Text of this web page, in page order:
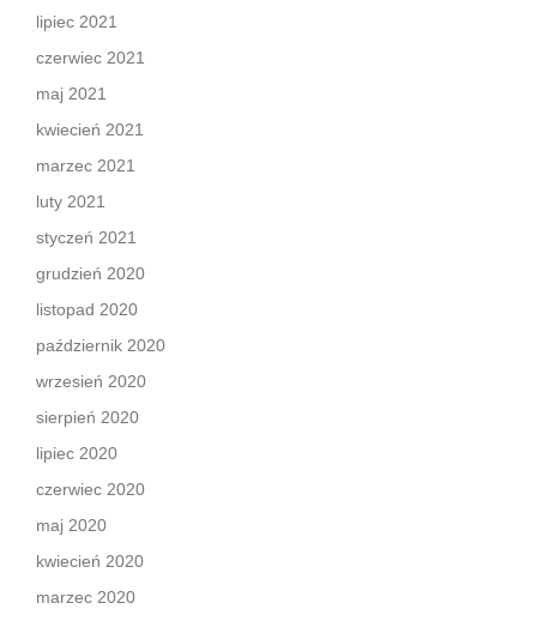
lipiec 2021
czerwiec 2021
maj 2021
kwiecień 2021
marzec 2021
luty 2021
styczeń 2021
grudzień 2020
listopad 2020
październik 2020
wrzesień 2020
sierpień 2020
lipiec 2020
czerwiec 2020
maj 2020
kwiecień 2020
marzec 2020